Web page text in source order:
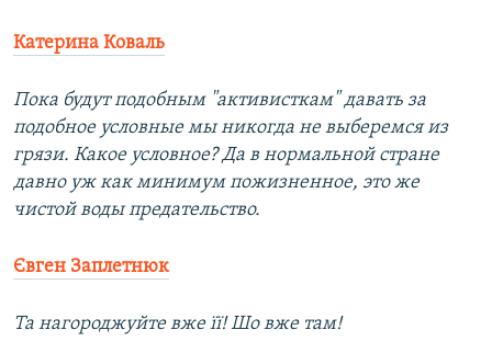
Катерина Коваль
Пока будут подобным "активисткам" давать за
подобное условные мы никогда не выберемся из
грязи. Какое условное? Да в нормальной стране
давно уж как минимум пожизненное, это же
чистой воды предательство.
Євген Заплетнюк
Та нагороджуйте вже її! Шо вже там!